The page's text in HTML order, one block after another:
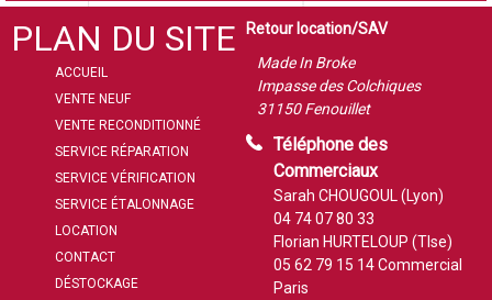
PLAN DU SITE
ACCUEIL
VENTE NEUF
VENTE RECONDITIONNÉ
SERVICE RÉPARATION
SERVICE VÉRIFICATION
SERVICE ÉTALONNAGE
LOCATION
CONTACT
DÉSTOCKAGE
Retour location/SAV
Made In Broke
Impasse des Colchiques
31150 Fenouillet
Téléphone des
Commerciaux
Sarah CHOUGOUL (Lyon)
04 74 07 80 33
Florian HURTELOUP (Tlse)
05 62 79 15 14Commercial
Paris